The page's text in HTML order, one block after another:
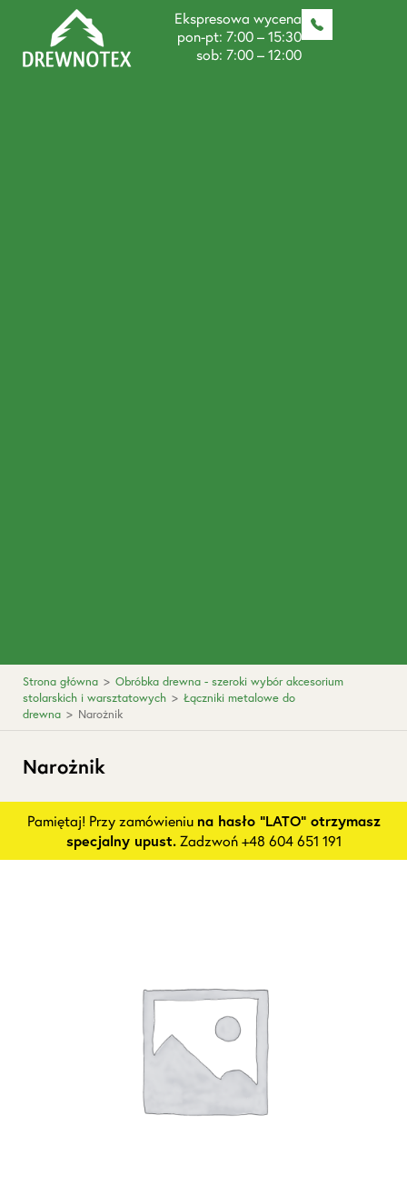
Ekspresowa wycena
pon-pt: 7:00 – 15:30
sob: 7:00 – 12:00
Strona główna > Obróbka drewna - szeroki wybór akcesorium
stolarskich i warsztatowych > Łączniki metalowe do
drewna > Narożnik
Narożnik
Pamiętaj! Przy zamówieniu na hasło "LATO" otrzymasz
specjalny upust.Zadzwoń +48 604 651 191